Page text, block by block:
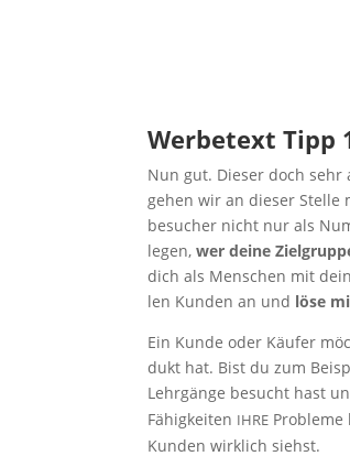
Wer­be­text Tipp
Nun gut. Die­ser doch sehr
gehen wir an die­ser Stel­le
be­su­cher nicht nur als
le­gen,wer dei­ne
dich als Men­schen mit
len Kun­den an und löse
Ein Kun­de oder Käu­fer
dukt hat. Bist du zum
Lehr­gän­ge besucht hast
Fähig­kei­ten IHRE
Kun­den wirk­lich siehst.